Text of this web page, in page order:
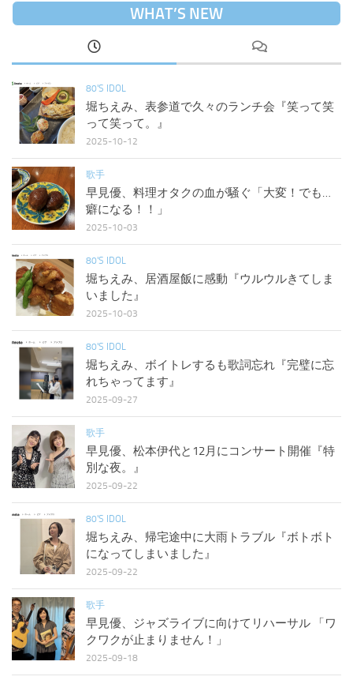
WHAT’S NEW
80'S IDOL
堀ちえみ、表参道で久々のランチ会『笑って笑
って笑って。』
2025-10-12
歌手
早見優、料理オタクの血が騒ぐ「大変！でも…
癖になる！！」
2025-10-03
80'S IDOL
堀ちえみ、居酒屋飯に感動『ウルウルきてしま
いました』
2025-10-03
80'S IDOL
堀ちえみ、ボイトレするも歌詞忘れ『完璧に忘
れちゃってます』
2025-09-27
歌手
早見優、松本伊代と12月にコンサート開催『特
別な夜。』
2025-09-22
80'S IDOL
堀ちえみ、帰宅途中に大雨トラブル『ボトボト
になってしまいました』
2025-09-22
歌手
早見優、ジャズライブに向けてリハーサル 「ワ
クワクが止まりません！」
2025-09-18